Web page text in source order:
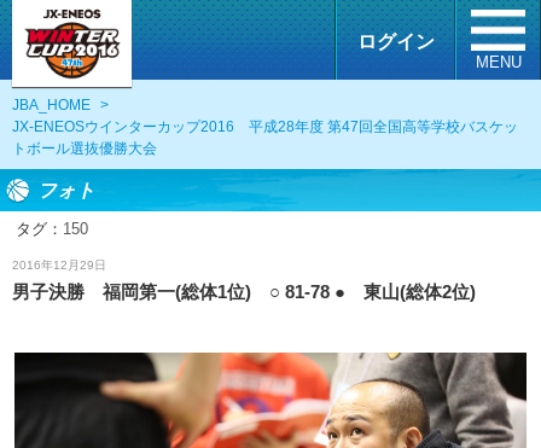
ログイン
MENU
JBA_HOME
>
JX-ENEOSウインターカップ2016 平成28年度 第47回全国高等学校バスケッ
トボール選抜優勝大会
フォト
タグ： 150
2016年12月29日
男子決勝 福岡第一(総体1位) ○ 81-78 ● 東山(総体2位)